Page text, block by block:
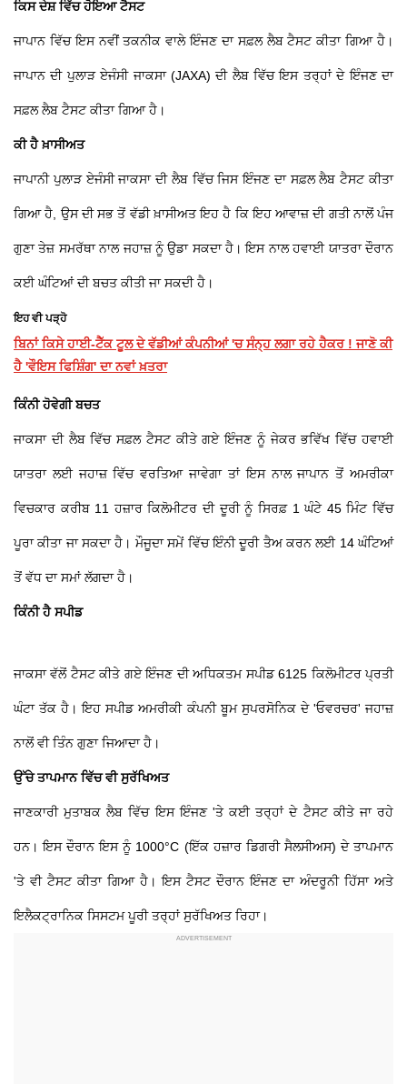
ਕਿਸ ਦੇਸ਼ ਵਿੱਚ ਹੋਇਆ ਟੈਸਟ
ਜਾਪਾਨ ਵਿੱਚ ਇਸ ਨਵੀਂ ਤਕਨੀਕ ਵਾਲੇ ਇੰਜਣ ਦਾ ਸਫ਼ਲ ਲੈਬ ਟੈਸਟ ਕੀਤਾ ਗਿਆ ਹੈ।
ਜਾਪਾਨ ਦੀ ਪੁਲਾੜ ਏਜੰਸੀ ਜਾਕਸਾ (JAXA) ਦੀ ਲੈਬ ਵਿੱਚ ਇਸ ਤਰ੍ਹਾਂ ਦੇ ਇੰਜਣ ਦਾ
ਸਫ਼ਲ ਲੈਬ ਟੈਸਟ ਕੀਤਾ ਗਿਆ ਹੈ।
ਕੀ ਹੈ ਖ਼ਾਸੀਅਤ
ਜਾਪਾਨੀ ਪੁਲਾੜ ਏਜੰਸੀ ਜਾਕਸਾ ਦੀ ਲੈਬ ਵਿੱਚ ਜਿਸ ਇੰਜਣ ਦਾ ਸਫ਼ਲ ਲੈਬ ਟੈਸਟ ਕੀਤਾ
ਗਿਆ ਹੈ, ਉਸ ਦੀ ਸਭ ਤੋਂ ਵੱਡੀ ਖ਼ਾਸੀਅਤ ਇਹ ਹੈ ਕਿ ਇਹ ਆਵਾਜ਼ ਦੀ ਗਤੀ ਨਾਲੋਂ ਪੰਜ
ਗੁਣਾ ਤੇਜ਼ ਸਮਰੱਥਾ ਨਾਲ ਜਹਾਜ਼ ਨੂੰ ਉਡਾ ਸਕਦਾ ਹੈ। ਇਸ ਨਾਲ ਹਵਾਈ ਯਾਤਰਾ ਦੌਰਾਨ
ਕਈ ਘੰਟਿਆਂ ਦੀ ਬਚਤ ਕੀਤੀ ਜਾ ਸਕਦੀ ਹੈ।
ਇਹ ਵੀ ਪੜ੍ਹੋ
ਬਿਨਾਂ ਕਿਸੇ ਹਾਈ-ਟੈੱਕ ਟੂਲ ਦੇ ਵੱਡੀਆਂ ਕੰਪਨੀਆਂ 'ਚ ਸੰਨ੍ਹ ਲਗਾ ਰਹੇ ਹੈਕਰ ! ਜਾਣੋ ਕੀ
ਹੈ 'ਵੌਇਸ ਫਿਸ਼ਿੰਗ' ਦਾ ਨਵਾਂ ਖ਼ਤਰਾ
ਕਿੰਨੀ ਹੋਵੇਗੀ ਬਚਤ
ਜਾਕਸਾ ਦੀ ਲੈਬ ਵਿੱਚ ਸਫ਼ਲ ਟੈਸਟ ਕੀਤੇ ਗਏ ਇੰਜਣ ਨੂੰ ਜੇਕਰ ਭਵਿੱਖ ਵਿੱਚ ਹਵਾਈ
ਯਾਤਰਾ ਲਈ ਜਹਾਜ਼ ਵਿੱਚ ਵਰਤਿਆ ਜਾਵੇਗਾ ਤਾਂ ਇਸ ਨਾਲ ਜਾਪਾਨ ਤੋਂ ਅਮਰੀਕਾ
ਵਿਚਕਾਰ ਕਰੀਬ 11 ਹਜ਼ਾਰ ਕਿਲੋਮੀਟਰ ਦੀ ਦੂਰੀ ਨੂੰ ਸਿਰਫ਼ 1 ਘੰਟੇ 45 ਮਿੰਟ ਵਿੱਚ
ਪੂਰਾ ਕੀਤਾ ਜਾ ਸਕਦਾ ਹੈ। ਮੌਜੂਦਾ ਸਮੇਂ ਵਿੱਚ ਇੰਨੀ ਦੂਰੀ ਤੈਅ ਕਰਨ ਲਈ 14 ਘੰਟਿਆਂ
ਤੋਂ ਵੱਧ ਦਾ ਸਮਾਂ ਲੱਗਦਾ ਹੈ।
ਕਿੰਨੀ ਹੈ ਸਪੀਡ
ਜਾਕਸਾ ਵੱਲੋਂ ਟੈਸਟ ਕੀਤੇ ਗਏ ਇੰਜਣ ਦੀ ਅਧਿਕਤਮ ਸਪੀਡ 6125 ਕਿਲੋਮੀਟਰ ਪ੍ਰਤੀ
ਘੰਟਾ ਤੱਕ ਹੈ। ਇਹ ਸਪੀਡ ਅਮਰੀਕੀ ਕੰਪਨੀ ਬੂਮ ਸੁਪਰਸੋਨਿਕ ਦੇ 'ਓਵਰਚਰ' ਜਹਾਜ਼
ਨਾਲੋਂ ਵੀ ਤਿੰਨ ਗੁਣਾ ਜਿਆਦਾ ਹੈ।
ਉੱਚੇ ਤਾਪਮਾਨ ਵਿੱਚ ਵੀ ਸੁਰੱਖਿਅਤ
ਜਾਣਕਾਰੀ ਮੁਤਾਬਕ ਲੈਬ ਵਿੱਚ ਇਸ ਇੰਜਣ 'ਤੇ ਕਈ ਤਰ੍ਹਾਂ ਦੇ ਟੈਸਟ ਕੀਤੇ ਜਾ ਰਹੇ
ਹਨ। ਇਸ ਦੌਰਾਨ ਇਸ ਨੂੰ 1000°C (ਇੱਕ ਹਜ਼ਾਰ ਡਿਗਰੀ ਸੈਲਸੀਅਸ) ਦੇ ਤਾਪਮਾਨ
'ਤੇ ਵੀ ਟੈਸਟ ਕੀਤਾ ਗਿਆ ਹੈ। ਇਸ ਟੈਸਟ ਦੌਰਾਨ ਇੰਜਣ ਦਾ ਅੰਦਰੂਨੀ ਹਿੱਸਾ ਅਤੇ
ਇਲੈਕਟ੍ਰਾਨਿਕ ਸਿਸਟਮ ਪੂਰੀ ਤਰ੍ਹਾਂ ਸੁਰੱਖਿਅਤ ਰਿਹਾ।